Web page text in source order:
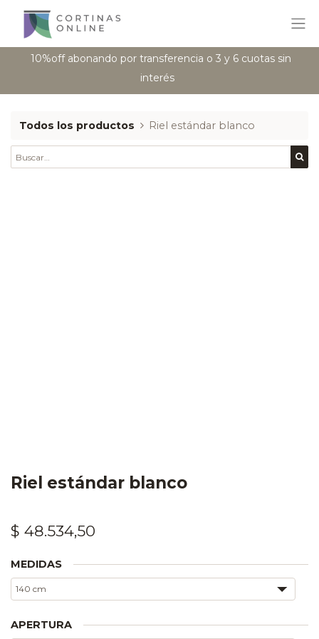
10%off abonando por transferencia o 3 y 6 cuotas sin
interés
Todos los productos Riel estándar blanco
Riel estándar blanco
$ 48.534,50
MEDIDAS
APERTURA